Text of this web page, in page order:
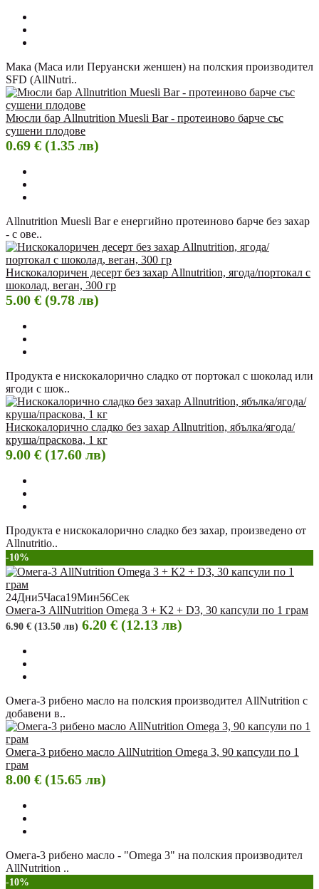
Мака (Maca или Перуански женшен) на полския производител
SFD (AllNutri..
Мюсли бар Allnutrition Muesli Bar - протеиново барче със
сушени плодове
0.69 € (1.35 лв)
Allnutrition Muesli Bar е енергийно протеиново барче без захар
- с ове..
Нискокалоричен десерт без захар Allnutrition, ягода/портокал с
шоколад, веган, 300 гр
5.00 € (9.78 лв)
Продукта е нискокалорично сладко от портокал с шоколад или
ягоди с шок..
Нискокалорично сладко без захар Allnutrition, ябълка/ягода/
круша/праскова, 1 кг
9.00 € (17.60 лв)
Продукта е нискокалорично сладко без захар, произведено от
Allnutritio..
-10%
24Дни5Часа19Мин55Сек
Омега-3 AllNutrition Omega 3 + K2 + D3, 30 капсули по 1 грам
6.90 € (13.50 лв) 6.20 € (12.13 лв)
Омега-3 рибено масло на полския производител AllNutrition с
добавени в..
Омега-3 рибено масло AllNutrition Omega 3, 90 капсули по 1
грам
8.00 € (15.65 лв)
Омега-3 рибено масло - "Omega 3" на полския производител
AllNutrition ..
-10%